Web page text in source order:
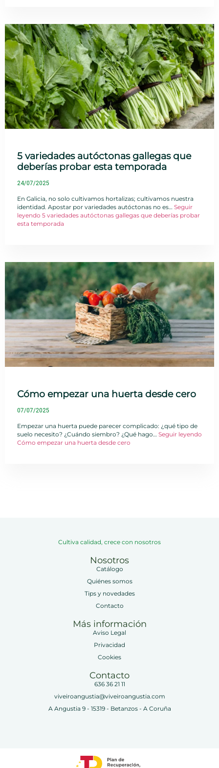
5 variedades autóctonas gallegas que
deberías probar esta temporada
24/07/2025
En Galicia, no solo cultivamos hortalizas; cultivamos nuestra
identidad. Apostar por variedades autóctonas no es… Seguir
leyendo 5 variedades autóctonas gallegas que deberías probar
esta temporada
Cómo empezar una huerta desde cero
07/07/2025
Empezar una huerta puede parecer complicado: ¿qué tipo de
suelo necesito? ¿Cuándo siembro? ¿Qué hago… Seguir leyendo
Cómo empezar una huerta desde cero
Cultiva calidad, crece con nosotros
Nosotros
Catálogo
Quiénes somos
Tips y novedades
Contacto
Más información
Aviso Legal
Privacidad
Cookies
Contacto
636 36 21 11
viveiroangustia@viveiroangustia.com
A Angustia 9 - 15319 - Betanzos - A Coruña